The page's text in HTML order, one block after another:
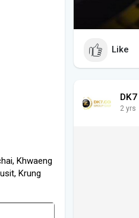
Khwaeng
Krung
Like
DK7
2 yrs